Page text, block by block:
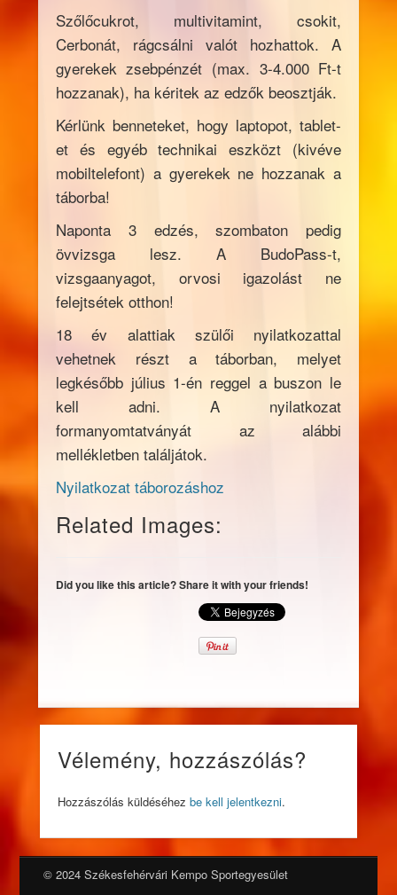
Szőlőcukrot, multivitamint, csokit,
Cerbonát, rágcsálni valót hozhattok. A
gyerekek zsebpénzét (max. 3-4.000 Ft-t
hozzanak), ha kéritek az edzők beosztják.
Kérlünk benneteket, hogy laptopot, tablet-
et és egyéb technikai eszközt (kivéve
mobiltelefont) a gyerekek ne hozzanak a
táborba!
Naponta 3 edzés, szombaton pedig
övvizsga lesz. A BudoPass-t,
vizsgaanyagot, orvosi igazolást ne
felejtsétek otthon!
18 év alattiak szülői nyilatkozattal
vehetnek részt a táborban, melyet
legkésőbb július 1-én reggel a buszon le
kell adni. A nyilatkozat
formanyomtatványát az alábbi
mellékletben találjátok.
Nyilatkozat táborozáshoz
Related Images:
Did you like this article? Share it with your friends!
Vélemény, hozzászólás?
Hozzászólás küldéséhez be kell jelentkezni.
© 2024 Székesfehérvári Kempo Sportegyesület